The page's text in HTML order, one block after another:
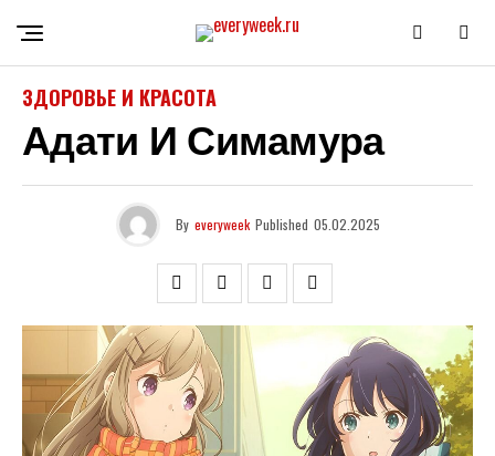
ЗДОРОВЬЕ И КРАСОТА
Адати И Симамура
By everyweek Published 05.02.2025